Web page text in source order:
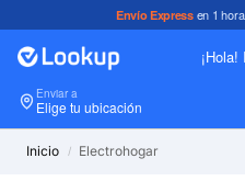
Envío Expressen 1 hora
Enviar a
Elige tu ubicación
Inicio / Electrohogar